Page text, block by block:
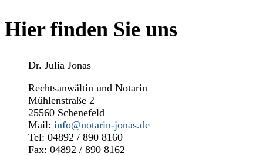
Hier finden Sie uns
Dr. Julia Jonas
Rechtsanwältin und Notarin
Mühlenstraße 2
25560 Schenefeld
Mail: info@notarin-jonas.de
Tel: 04892 / 890 8160
Fax: 04892 / 890 8162